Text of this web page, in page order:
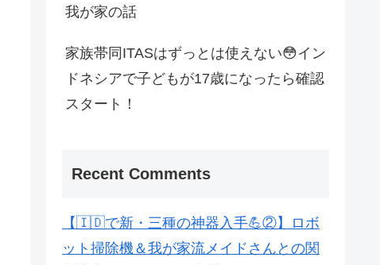
我が家の話
家族帯同ITASはずっとは使えない😳イン
ドネシアで子どもが17歳になったら確認
スタート！
Recent Comments
【🇮🇩で新・三種の神器入手💪②】ロボ
ット掃除機＆我が家流メイドさんとの関